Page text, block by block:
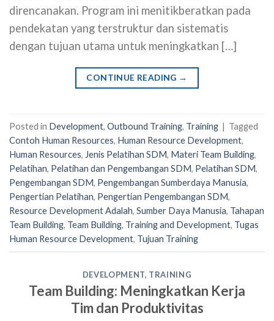
direncanakan. Program ini menitikberatkan pada
pendekatan yang terstruktur dan sistematis
dengan tujuan utama untuk meningkatkan […]
CONTINUE READING →
Posted in Development, Outbound Training, Training | Tagged
Contoh Human Resources, Human Resource Development,
Human Resources, Jenis Pelatihan SDM, Materi Team Building,
Pelatihan, Pelatihan dan Pengembangan SDM, Pelatihan SDM,
Pengembangan SDM, Pengembangan Sumberdaya Manusia,
Pengertian Pelatihan, Pengertian Pengembangan SDM,
Resource Development Adalah, Sumber Daya Manusia, Tahapan
Team Building, Team Building, Training and Development, Tugas
Human Resource Development, Tujuan Training
DEVELOPMENT, TRAINING
Team Building: Meningkatkan Kerja
Tim dan Produktivitas